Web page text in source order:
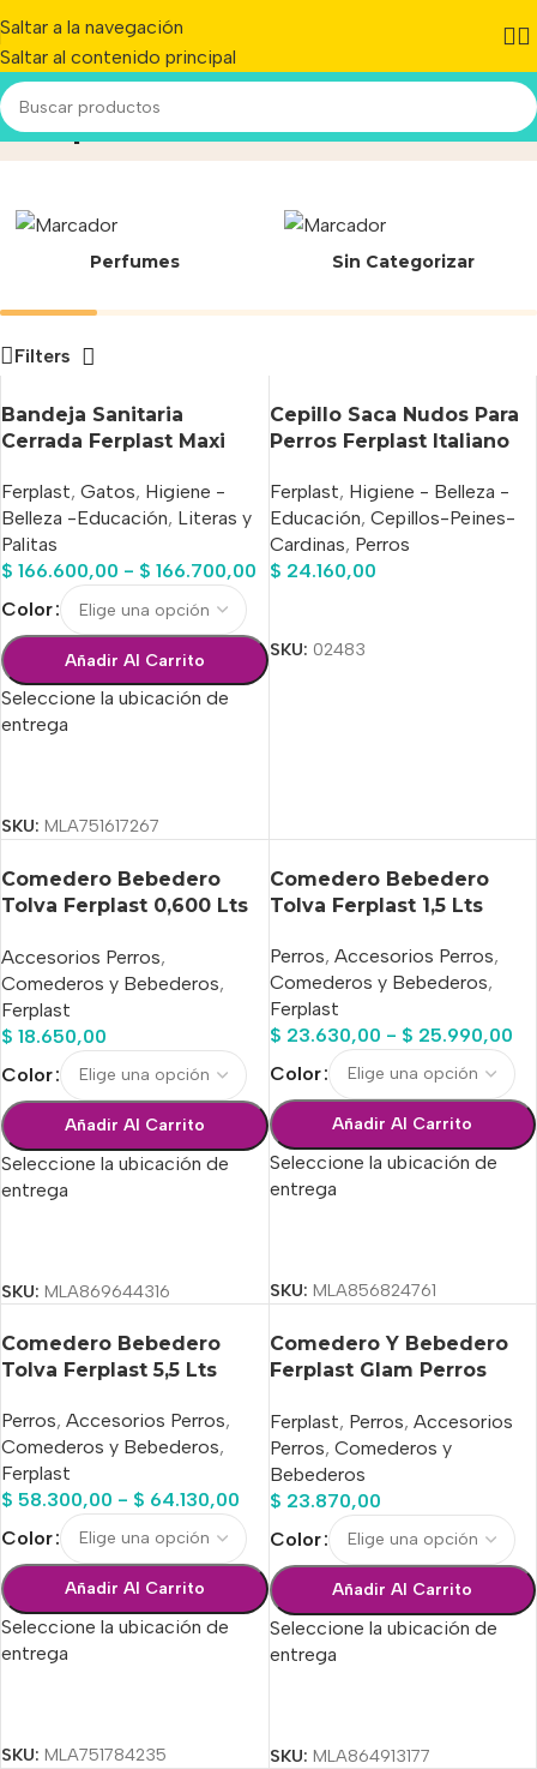
Saltar a la navegación
Saltar al contenido principal
FerplastInicio/Producto
Perfumes Sin Categorizar
Filters
Bandeja Sanitaria
Cerrada Ferplast Maxi
Ferplast, Gatos, Higiene -
Belleza -Educación, Literas y
Palitas
$ 166.600,00 - $ 166.700,00
Color
Añadir Al Carrito
Seleccione la ubicación de
entrega
SKU: MLA751617267
Cepillo Saca Nudos Para
Perros Ferplast Italiano
Ferplast, Higiene - Belleza -
Educación, Cepillos-Peines-
Cardinas, Perros
$ 24.160,00
SKU: 02483
Comedero Bebedero
Tolva Ferplast 0,600 Lts
Accesorios Perros,
Comederos y Bebederos,
Ferplast
$ 18.650,00
Color
Añadir Al Carrito
Seleccione la ubicación de
entrega
SKU: MLA869644316
Comedero Bebedero
Tolva Ferplast 1,5 Lts
Perros, Accesorios Perros,
Comederos y Bebederos,
Ferplast
$ 23.630,00 - $ 25.990,00
Color
Añadir Al Carrito
Seleccione la ubicación de
entrega
SKU: MLA856824761
Comedero Bebedero
Tolva Ferplast 5,5 Lts
Perros, Accesorios Perros,
Comederos y Bebederos,
Ferplast
$ 58.300,00 - $ 64.130,00
Color
Añadir Al Carrito
Seleccione la ubicación de
entrega
SKU: MLA751784235
Comedero Y Bebedero
Ferplast Glam Perros
Ferplast, Perros, Accesorios
Perros, Comederos y
Bebederos
$ 23.870,00
Color
Añadir Al Carrito
Seleccione la ubicación de
entrega
SKU: MLA864913177